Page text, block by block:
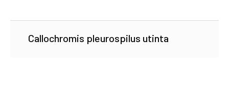
Callochromis pleurospilus utinta